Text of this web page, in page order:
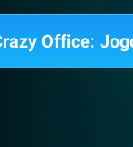
Office: